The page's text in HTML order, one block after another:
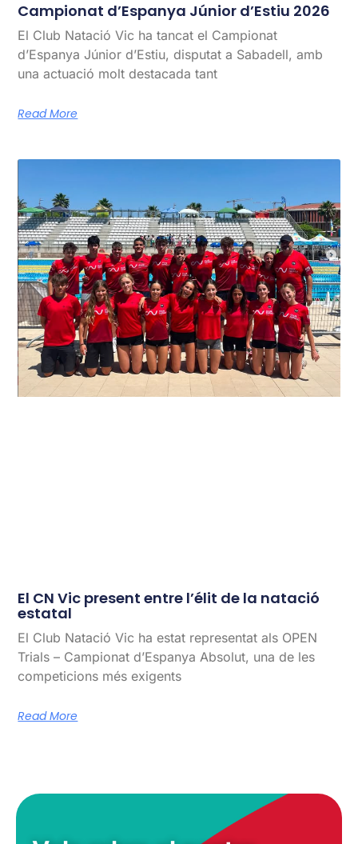
Campionat d’Espanya Júnior d’Estiu 2026
El Club Natació Vic ha tancat el Campionat
d’Espanya Júnior d’Estiu, disputat a Sabadell, amb
una actuació molt destacada tant
Read More
El CN Vic present entre l’élit de la natació
estatal
El Club Natació Vic ha estat representat als OPEN
Trials – Campionat d’Espanya Absolut, una de les
competicions més exigents
Read More